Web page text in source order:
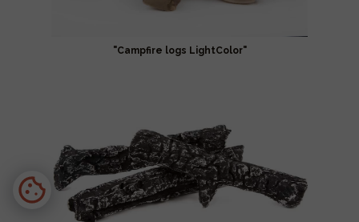
"Campfire logs LightColor"